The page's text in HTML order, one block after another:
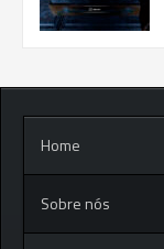
Home
Sobre nós